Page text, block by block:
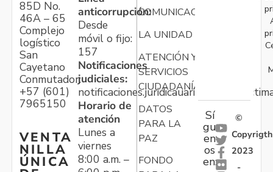
85D No.
46A – 65
Complejo
logístico
San
Cayetano
Conmutador:
+57 (601)
7965150
VENTA
NILLA
ÚNICA
anticorrupción:
Desde
móvil o fijo:
157
Notificaciones
judiciales:
Horario de
atención
Lunes a
viernes
8:00 a.m. –
COMUNICACIONES
LA UNIDAD
ATENCIÓN Y
SERVICIOS
CIUDADANÍA
DATOS
PARA LA
PAZ
FONDO
Sí
gu
en
os
en:
©
Copyrigth
2023
-